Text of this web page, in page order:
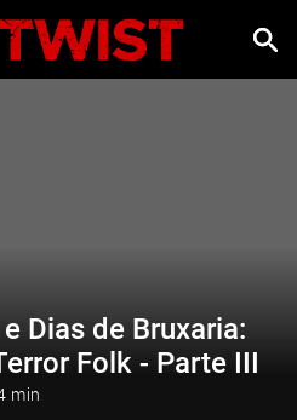
Dias de Bruxaria:
Folk - Parte III
min